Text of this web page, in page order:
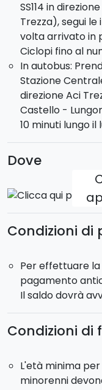
bombola carica,
A fine giornata,
video
SS114 in
Trezza), segui
volta arrivato in
Ciclopi fino al
In autobus:
Stazione
direzione Aci
Castello -
10 minuti lungo il
Dove
Condizioni di
Per effettuare
pagamento
Il saldo dovrà
Condizioni di
L'età minima per
minorenni